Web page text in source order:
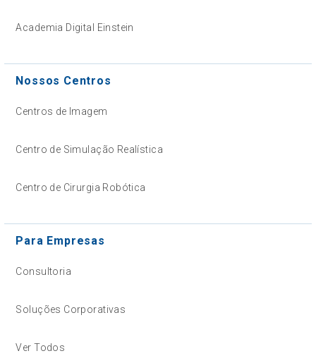
Academia Digital Einstein
Nossos Centros
Centros de Imagem
Centro de Simulação Realística
Centro de Cirurgia Robótica
Para Empresas
Consultoria
Soluções Corporativas
Ver Todos